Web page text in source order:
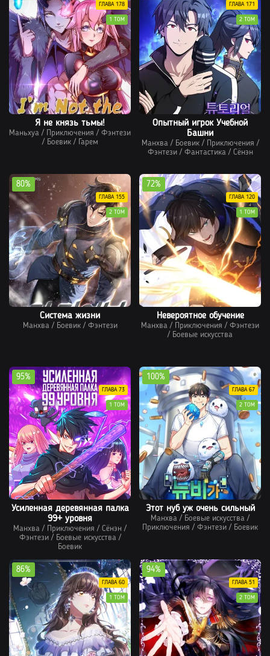
Я не князь тьмы!
Маньхуа / Приключения / Фэнтези
/ Боевик/ Гарем
ГЛАВА 178
1 ТОМ
Опытный игрок Учебной
Башни
Манхва/ Боевик/ Приключения /
Фэнтези/ Фантастика/ Сёнэн
ГЛАВА 171
2 ТОМ
Система жизни
Манхва/ Боевик/ Фэнтези
80%
ГЛАВА 155
2 ТОМ
Невероятное обучение
Манхва / Приключения / Фэнтези
/ Боевые искусства
72%
ГЛАВА 120
1 ТОМ
Усиленная деревянная палка
99+ уровня
Манхва / Приключения / Сёнэн /
Фэнтези/ Боевые искусства/
Боевик
95%
ГЛАВА 73
1 ТОМ
Этот нуб уж очень сильный
Манхва / Боевые искусства /
Приключения / Фэнтези / Боевик
100%
ГЛАВА 67
2 ТОМ
86%
ГЛАВА 60
1 ТОМ
94%
ГЛАВА 51
2 ТОМ